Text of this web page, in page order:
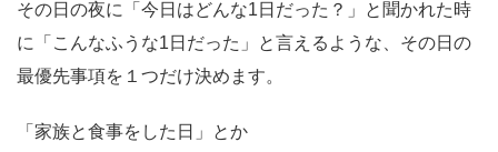
その日の夜に「今日はどんな1日だった？」と聞かれた時
に「こんなふうな1日だった」と言えるような、その日の
最優先事項を１つだけ決めます。
「家族と食事をした日」とか